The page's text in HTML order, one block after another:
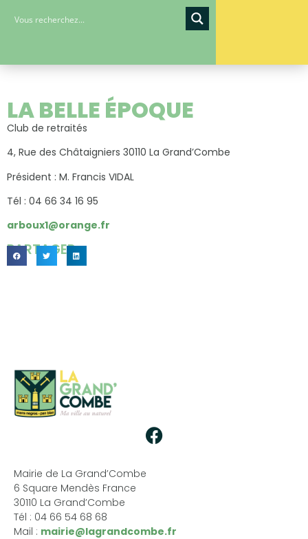
LA BELLE ÉPOQUE
Club de retraités
4, Rue des Châtaigniers 30110 La Grand’Combe
Président : M. Francis VIDAL
Tél : 04 66 34 16 95
arboux1@orange.fr
PARTAGER...
Mairie de La Grand’Combe
6 Square Mendès France
30110 La Grand’Combe
Tél : 04 66 54 68 68
Mail : mairie@lagrandcombe.fr